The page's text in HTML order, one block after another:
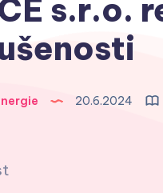
s.r.o.
20.6.2024